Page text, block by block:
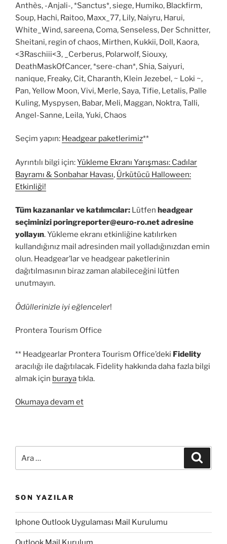
Anthès, -Anjali-, *Sanctus*, siege, Humiko, Blackfirm,
Soup, Hachi, Raitoo, Maxx_77, Lily, Naiyru, Harui,
White_Wind, sareena, Coma, Senseless, Der Schnitter,
Sheitani, regin of chaos, Mirthen, Kukkii, Doll, Kaora,
<3Raschiii<3, _Cerberus, Polarwolf, Siouxy,
DeathMaskOfCancer, *sere-chan*, Shia, Saiyuri,
nanique, Freaky, Cit, Charanth, Klein Jezebel, ~ Loki ~,
Pan, Yellow Moon, Vivi, Merle, Saya, Tifie, Letalis, Palle
Kuling, Myspysen, Babar, Meli, Maggan, Noktra, Talli,
Angel-Sanne, Leila, Yuki, Chaos
Seçim yapın: Headgear paketlerimiz**
Ayrıntılı bilgi için:Yükleme Ekranı Yarışması: Cadılar
Bayramı & Sonbahar Havası, Ürkütücü Halloween:
Etkinliği!
Tüm kazananlar ve katılımcılar: Lütfen headgear
seçiminiziporingreporter@euro-ro.netadresine
yollayın. Yükleme ekranı etkinliğine katılırken
kullandığınız mail adresinden mail yolladığınızdan emin
olun. Headgear’lar ve headgear paketlerinin
dağıtılmasının biraz zaman alabileceğini lütfen
unutmayın.
Ödüllerinizle iyi eğlenceler!
Prontera Tourism Office
** Headgearlar Prontera Tourism Office’deki Fidelity
aracılığı ile dağıtılacak. Fidelity hakkında daha fazla bilgi
almak için burayatıkla.
Okumaya devam et“Yükleme
SON YAZILAR
Iphone Outlook Uygulaması Mail Kurulumu